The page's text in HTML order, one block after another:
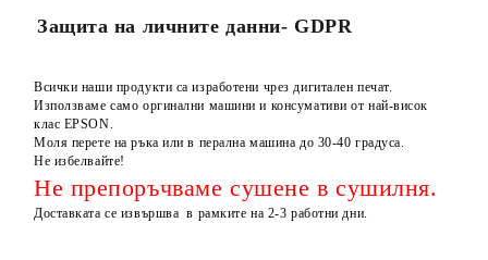
Защита на личните данни- GDPR
Всички наши продукти са изработени чрез дигитален печат.
Използваме само оргинални машини и консумативи от най-висок
клас EPSON.
Моля перете на ръка или в перална машина до 30-40 градуса.
Не избелвайте!
Не препоръчваме сушене в сушилня.
Доставката се извършва в рамките на 2-3 работни дни.